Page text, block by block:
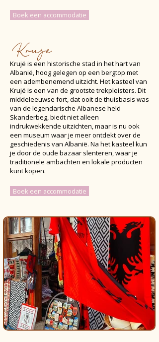
Boek een accommodatie
Krujë
Krujë is een historische stad in het hart van
Albanië, hoog gelegen op een bergtop met
een adembenemend uitzicht. Het kasteel van
Krujë is een van de grootste trekpleisters. Dit
middeleeuwse fort, dat ooit de thuisbasis was
van de legendarische Albanese held
Skanderbeg, biedt niet alleen
indrukwekkende uitzichten, maar is nu ook
een museum waar je meer ontdekt over de
geschiedenis van Albanië. Na het kasteel kun
je door de oude bazaar slenteren, waar je
traditionele ambachten en lokale producten
kunt kopen.
Boek een accommodatie